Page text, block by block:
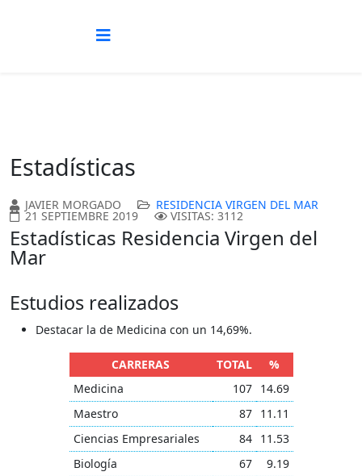
Estadísticas
JAVIER MORGADO RESIDENCIA VIRGEN DEL MAR
21 SEPTIEMBRE 2019 VISITAS: 3112
Estadísticas Residencia Virgen del
Mar
Estudios realizados
Destacar la de Medicina con un 14,69%.
CARRERAS TOTAL
%
Medicina
107
14.69
Maestro
87
11.11
Ciencias Empresariales
84
11.53
Biología
67
9.19